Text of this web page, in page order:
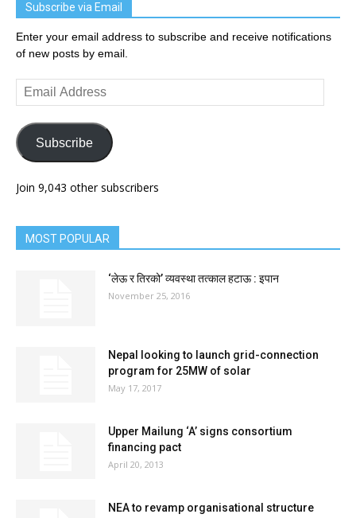
Subscribe via Email
Enter your email address to subscribe and receive notifications
of new posts by email.
Email
Address
Subscribe
Join 9,043 other subscribers
MOST POPULAR
‘लेऊ र तिरको’ व्यवस्था तत्काल हटाऊ : इपान
November 25, 2016
Nepal looking to launch grid-connection
program for 25MW of solar
May 17, 2017
Upper Mailung ‘A’ signs consortium
financing pact
April 20, 2013
NEA to revamp organisational structure